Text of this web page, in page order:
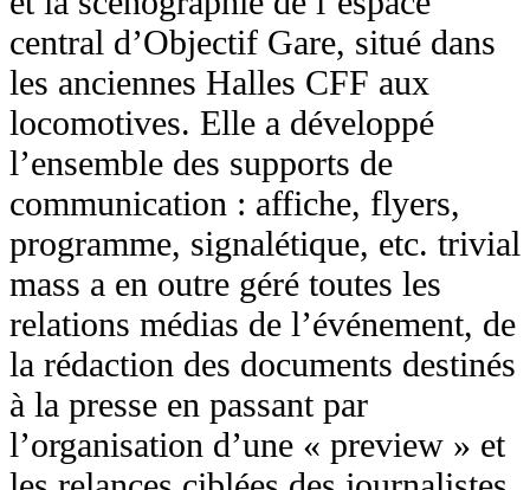
central d’Objectif Gare, situé dans
les anciennes Halles CFF aux
locomotives. Elle a développé
l’ensemble des supports de
communication : affiche, flyers,
programme, signalétique, etc. trivial
mass a en outre géré toutes les
relations médias de l’événement, de
la rédaction des documents destinés
à la presse en passant par
l’organisation d’une « preview » et